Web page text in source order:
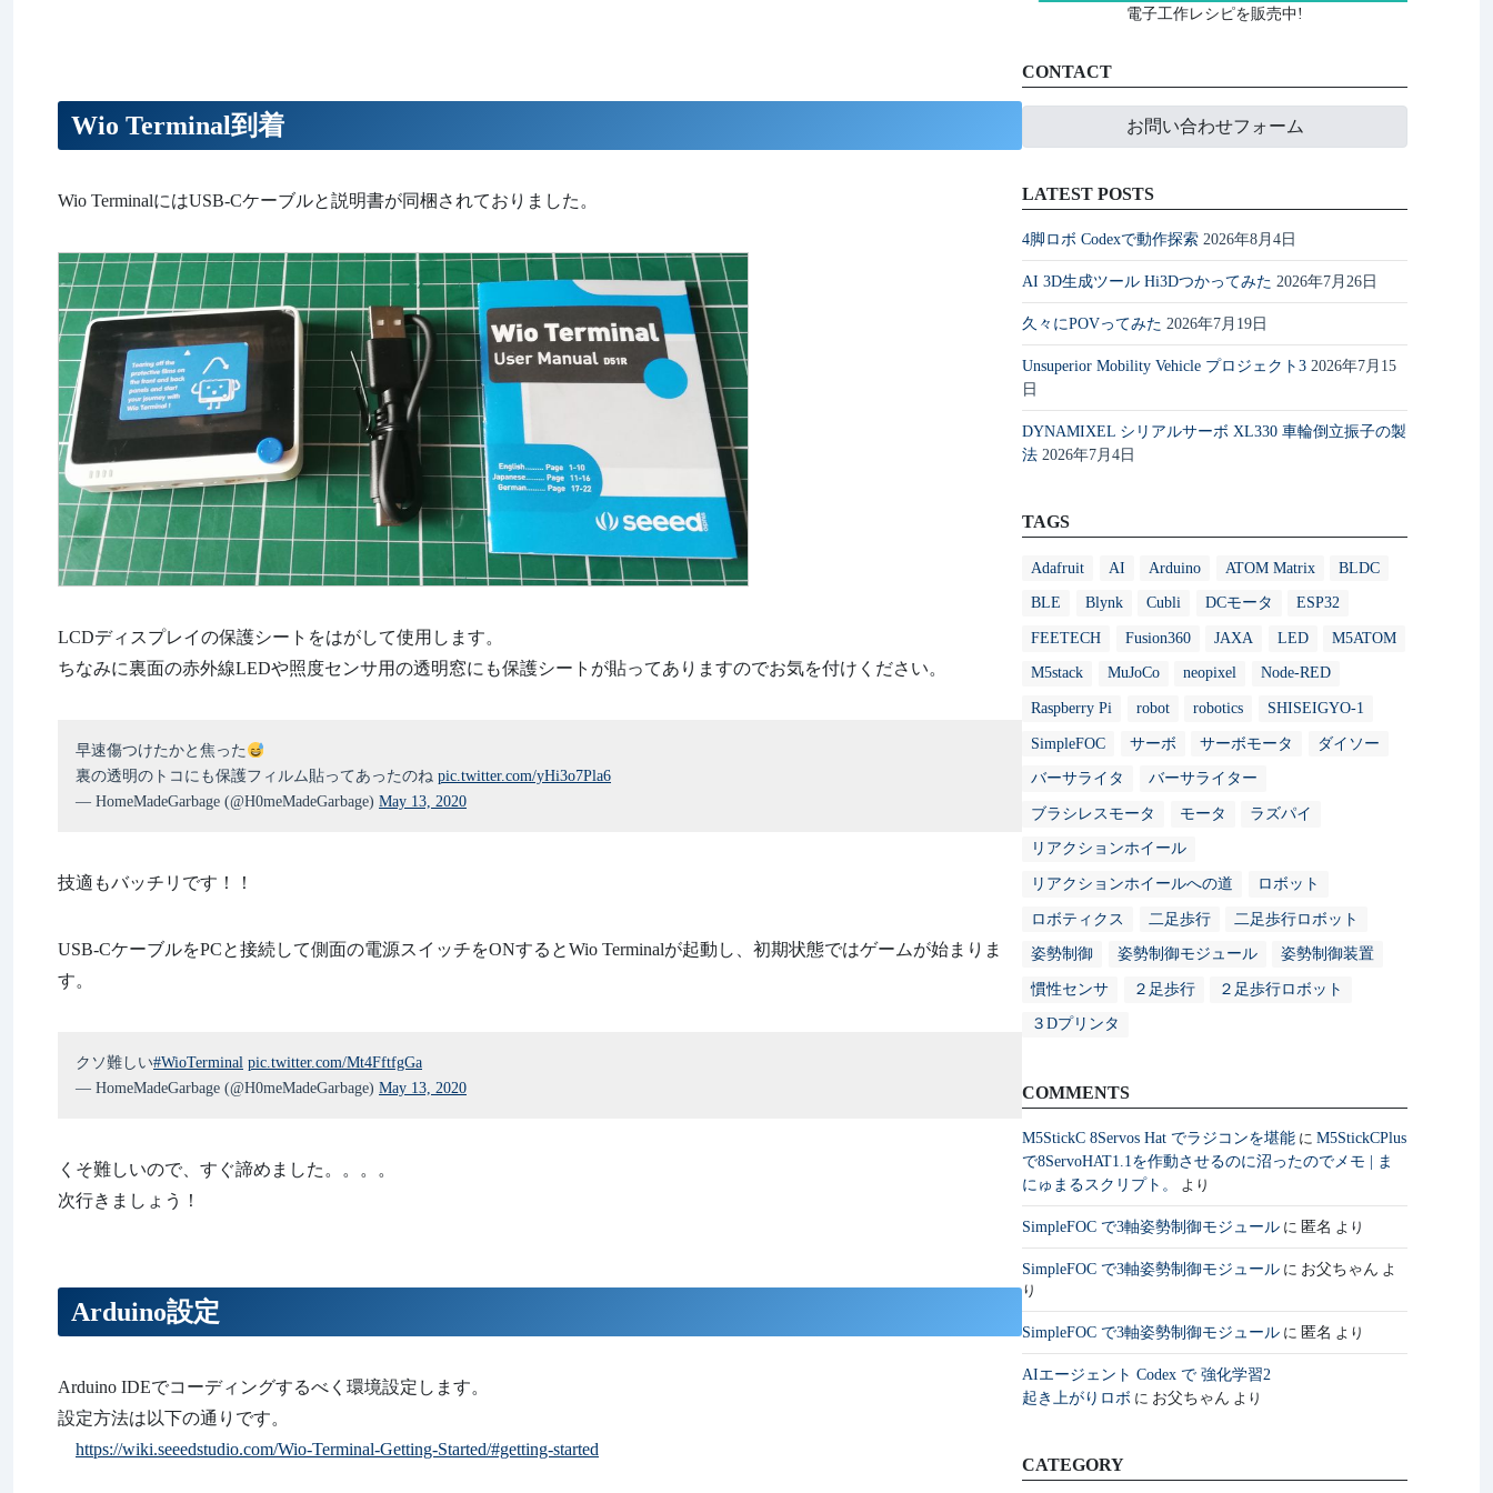
Wio Terminal到着
Wio TerminalにはUSB-Cケーブルと説明書が同梱されておりました。
LCDディスプレイの保護シートをはがして使用します。
ちなみに裏面の赤外線LEDや照度センサ用の透明窓にも保護シートが貼ってありますのでお気を付けください。
早速傷つけたかと焦った
裏の透明のトコにも保護フィルム貼ってあったのね pic.twitter.com/yHi3o7Pla6
— HomeMadeGarbage (@H0meMadeGarbage) May 13, 2020
技適もバッチリです！！
USB-CケーブルをPCと接続して側面の電源スイッチをONするとWio Terminalが起動し、初期状態ではゲームが始まりま
す。
クソ難しい#WioTerminal pic.twitter.com/Mt4FftfgGa
— HomeMadeGarbage (@H0meMadeGarbage) May 13, 2020
くそ難しいので、すぐ諦めました。。。。
次行きましょう！
Arduino設定
Arduino IDEでコーディングするべく環境設定します。
設定方法は以下の通りです。
https://wiki.seeedstudio.com/Wio-Terminal-Getting-Started/#getting-started
電子工作レシピを販売中!
CONTACT
お問い合わせフォーム
LATEST POSTS
4脚ロボ Codexで動作探索 2026年8月4日
AI 3D生成ツール Hi3Dつかってみた 2026年7月26日
久々にPOVってみた 2026年7月19日
Unsuperior Mobility Vehicle プロジェクト3 2026年7月15
日
DYNAMIXEL シリアルサーボ XL330 車輪倒立振子の製
法 2026年7月4日
TAGS
Adafruit AI Arduino ATOM Matrix BLDC
BLE Blynk Cubli DCモータ ESP32
FEETECH Fusion360 JAXA LED M5ATOM
M5stack MuJoCo neopixel Node-RED
Raspberry Pi robot robotics SHISEIGYO-1
SimpleFOC サーボ サーボモータ ダイソー
バーサライタ バーサライター
ブラシレスモータ モータ ラズパイ
リアクションホイール
リアクションホイールへの道 ロボット
ロボティクス 二足歩行 二足歩行ロボット
姿勢制御 姿勢制御モジュール 姿勢制御装置
慣性センサ ２足歩行 ２足歩行ロボット
３Dプリンタ
COMMENTS
M5StickC 8Servos Hat でラジコンを堪能 に M5StickCPlus
で8ServoHAT1.1を作動させるのに沼ったのでメモ | ま
にゅまるスクリプト。
より
SimpleFOC で3軸姿勢制御モジュール に 匿名 より
SimpleFOC で3軸姿勢制御モジュール に お父ちゃん よ
り
SimpleFOC で3軸姿勢制御モジュール に 匿名 より
AIエージェント Codex で 強化学習2
起き上がりロボ に お父ちゃん より
CATEGORY